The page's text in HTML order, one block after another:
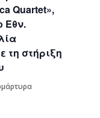
Quartet»,
Εθν.
τη στήριξη